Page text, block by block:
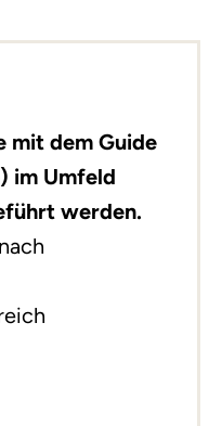
mit dem Guide
im Umfeld
werden.